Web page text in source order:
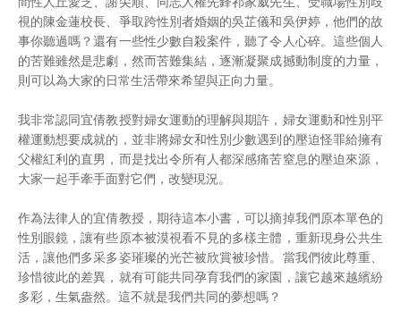
視的陳金蓮校長、爭取跨性別者婚姻的吳芷儀和吳伊婷，他們的故
事你聽過嗎？還有一些性少數自殺案件，聽了令人心碎。這些個人
的苦難雖然是悲劇，然而苦難集結，逐漸凝聚成撼動制度的力量，
則可以為大家的日常生活帶來希望與正向力量。
我非常認同宜倩教授對婦女運動的理解與期許，婦女運動和性別平
權運動想要成就的，並非將婦女和性別少數遇到的壓迫怪罪給擁有
父權紅利的直男，而是找出令所有人都深感痛苦窒息的壓迫來源，
大家一起手牽手面對它們，改變現況。
作為法律人的宜倩教授，期待這本小書，可以摘掉我們原本單色的
性別眼鏡，讓有些原本被漠視看不見的多樣主體，重新現身公共生
活，讓他們多采多姿璀璨的光芒被欣賞被珍惜。當我們彼此尊重、
珍惜彼此的差異，就有可能共同孕育我們的家園，讓它越來越繽紛
多彩，生氣盎然。這不就是我們共同的夢想嗎？